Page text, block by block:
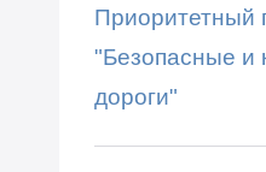
Приоритетный
"Безопасные и
дороги"